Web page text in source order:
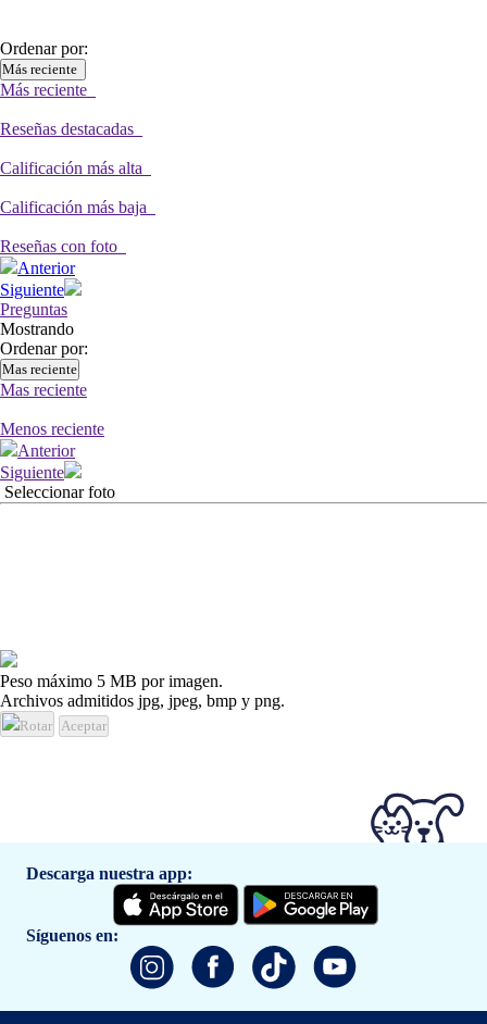
Ordenar por:
Más reciente
Más reciente
Reseñas destacadas
Calificación más alta
Calificación más baja
Reseñas con foto
Anterior
Siguiente
Preguntas
Mostrando
Ordenar por:
Mas reciente
Mas reciente
Menos reciente
Anterior
Siguiente
Seleccionar foto
Peso máximo 5 MB por imagen.
Archivos admitidos jpg, jpeg, bmp y png.
Rotar Aceptar
Descarga nuestra app:
Síguenos en: